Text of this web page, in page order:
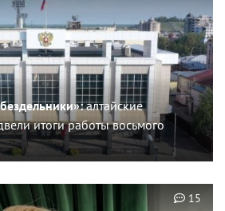
алтайские
итоги работы восьмого
15